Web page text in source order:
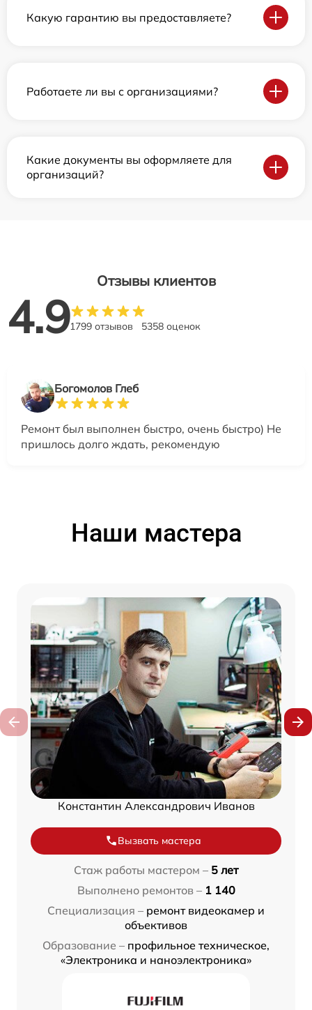
Какую гарантию вы предоставляете?
Работаете ли вы с организациями?
Какие документы вы оформляете для
организаций?
Отзывы клиентов
4.91799 отзывов 5358 оценок
Богомолов Глеб
Ремонт был выполнен быстро, очень быстро) Не
пришлось долго ждать, рекомендую
Наши мастера
Константин Александрович Иванов
Вызвать мастера
Стаж работы мастером – 5 лет
Выполнено ремонтов – 1 140
Специализация – ремонт видеокамер и
объективов
Образование – профильное техническое,
«Электроника и наноэлектроника»